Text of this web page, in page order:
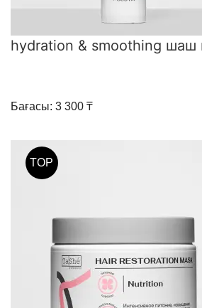
hydration & smoothing шаш
Бағасы: 3 300 ₸
TOP